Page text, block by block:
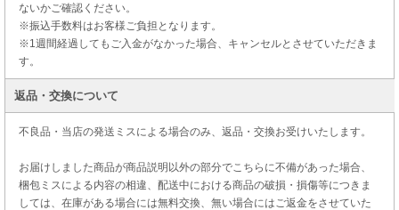
ないかご確認ください。
※振込手数料はお客様ご負担となります。
※1週間経過してもご入金がなかった場合、キャンセルとさせていただきま
す。
返品・交換について
不良品・当店の発送ミスによる場合のみ、返品・交換お受けいたします。
お届けしました商品が商品説明以外の部分でこちらに不備があった場合、
梱包ミスによる内容の相違、配送中における商品の破損・損傷等につきま
しては、在庫がある場合には無料交換、無い場合にはご返金をさせていた